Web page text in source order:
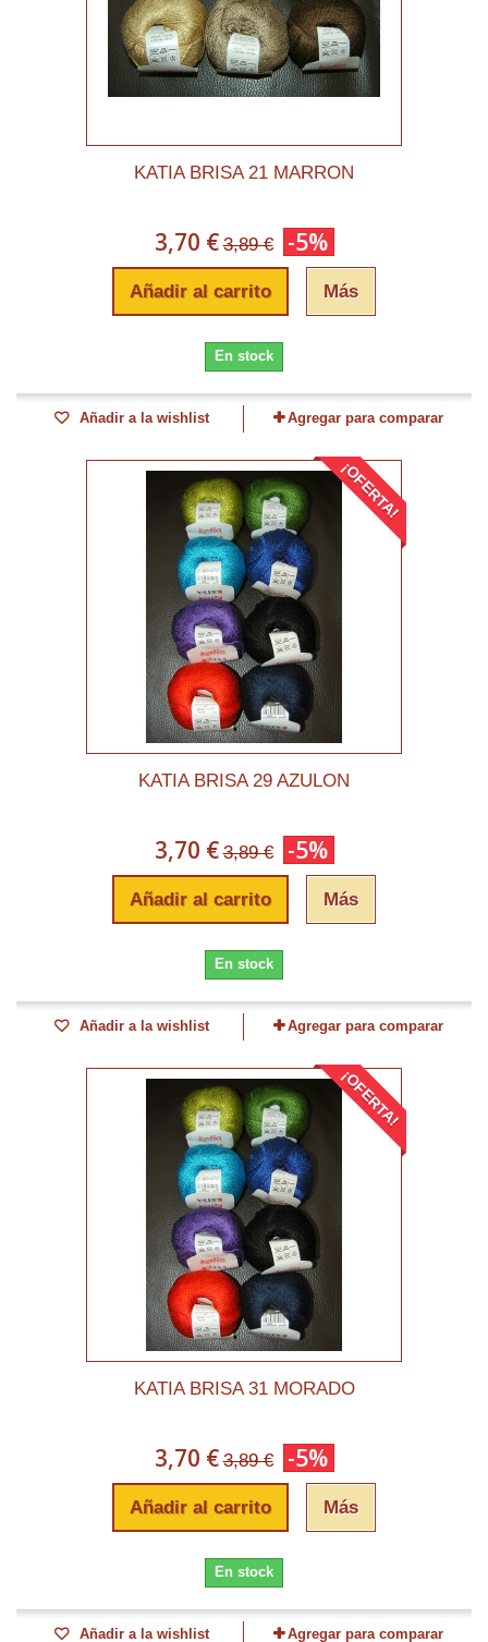
KATIA BRISA 21 MARRON
3,70 € 3,89 € -5%
Añadir al carrito Más
En stock
Añadir a la wishlist Agregar para comparar
¡OFERTA!
KATIA BRISA 29 AZULON
3,70 € 3,89 € -5%
Añadir al carrito Más
En stock
Añadir a la wishlist Agregar para comparar
¡OFERTA!
KATIA BRISA 31 MORADO
3,70 € 3,89 € -5%
Añadir al carrito Más
En stock
Añadir a la wishlist Agregar para comparar